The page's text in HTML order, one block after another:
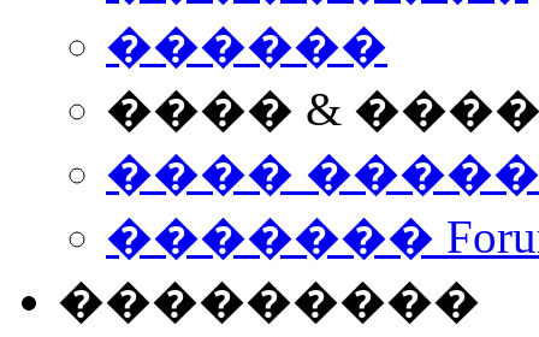
������
���� &
����
�������
���������